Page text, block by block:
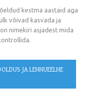
kestma aastaid aga
võivad kasvada ja
nimekiri asjadest mida
JA LENNUEELNE